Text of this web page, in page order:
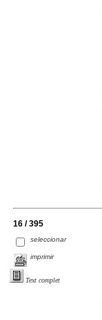
16 / 395
seleccionar
imprimir
Text complet